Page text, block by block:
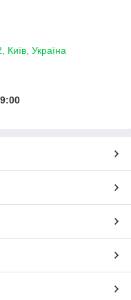
Київ, Україна